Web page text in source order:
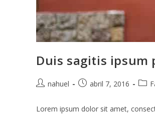
Duis sagitis ipsum
nahuel abril 7, 2016
Lorem ipsum dolor sit amet,